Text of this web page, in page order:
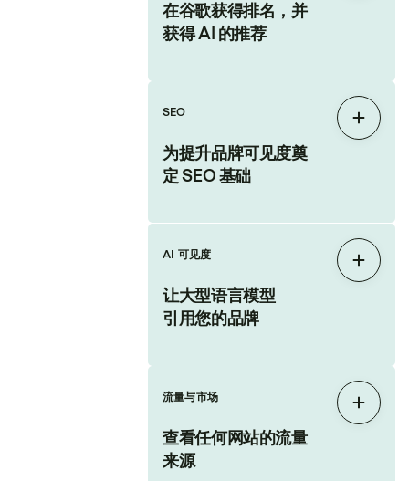
在谷歌获得排名，并
获得 AI 的推荐
SEO
为提升品牌可见度奠
定 SEO 基础
展开
AI 可见度
让大型语言模型
引用您的品牌
展开
流量与市场
查看任何网站的流量
来源
展开